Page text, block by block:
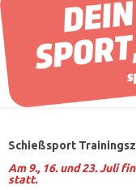
Schießsport
Am 9., 16. und 23. Juli
statt.